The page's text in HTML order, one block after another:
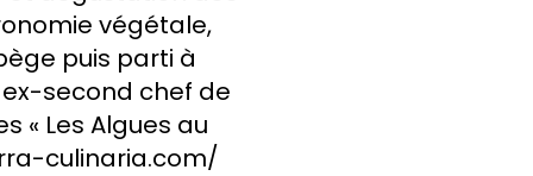
végétale,
puis parti à
second chef de
« Les Algues au
culinaria.com/